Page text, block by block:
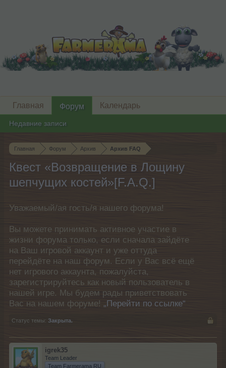
Главная Форум Архив Архив FAQ
Квест «Возвращение в Лощину
шепчущих костей»[F.A.Q.]
Уважаемый/ая гость/я нашего форума!
Вы можете принимать активное участие в
жизни форума только, если сначала зайдёте
на Ваш игровой аккаунт и уже оттуда
перейдёте на наш форум. Если у Вас всё ещё
нет игрового аккаунта, пожалуйста,
зарегистрируйтесь как новый пользователь в
нашей игре. Мы будем рады приветствовать
Вас на нашем форуме! „Перейти по ссылке“
Статус темы: Закрыта.
igrek35
Team Leader
Team Farmerama RU
Главная Форум
Недавние записи
Календарь